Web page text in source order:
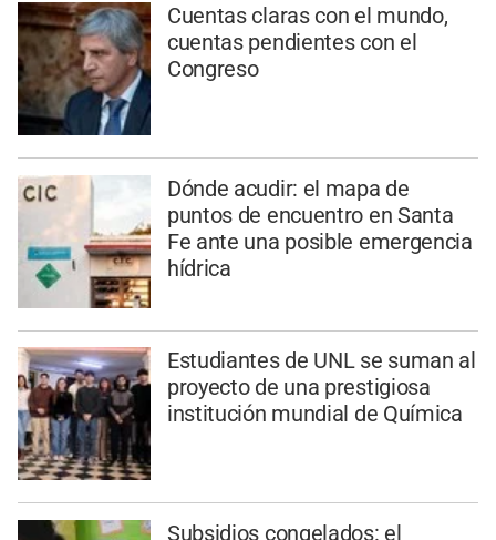
Cuentas claras con el mundo,
cuentas pendientes con el
Congreso
Dónde acudir: el mapa de
puntos de encuentro en Santa
Fe ante una posible emergencia
hídrica
Estudiantes de UNL se suman al
proyecto de una prestigiosa
institución mundial de Química
Subsidios congelados: el